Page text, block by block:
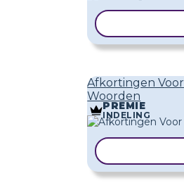
Afkortingen Voor
Woorden
PREMIE
INDELING